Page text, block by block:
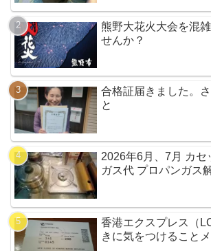
熊野大花火大会を混
せんか？
合格証届きました。
と
2026年6月、7月 カセ
ガス代 プロパンガス
香港エクスプレス（
きに気をつけること